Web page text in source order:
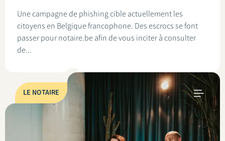
Une campagne de phishing cible actuellement les
citoyens en Belgique francophone. Des escrocs se font
passer pour notaire.be afin de vous inciter à consulter
de...
LE NOTAIRE